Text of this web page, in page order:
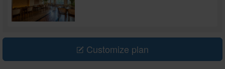
Customize plan